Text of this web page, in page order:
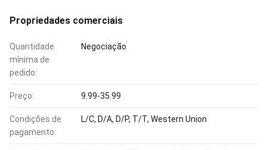
Propriedades comerciais
Quantidade
mínima de
pedido:
Negociação
Preço: 9.99-35.99
Condições de
pagamento:
L/C, D/A, D/P, T/T, Western Union